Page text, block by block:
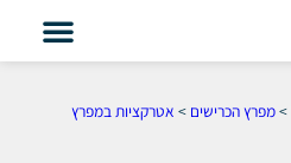
>מפרץ הכרישים > אטרקציות במפרץ